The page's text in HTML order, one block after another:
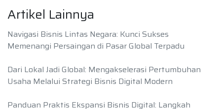
Artikel Lainnya
Navigasi Bisnis Lintas Negara: Kunci Sukses
Memenangi Persaingan di Pasar Global Terpadu
Dari Lokal Jadi Global: Mengakselerasi Pertumbuhan
Usaha Melalui Strategi Bisnis Digital Modern
Panduan Praktis Ekspansi Bisnis Digital: Langkah